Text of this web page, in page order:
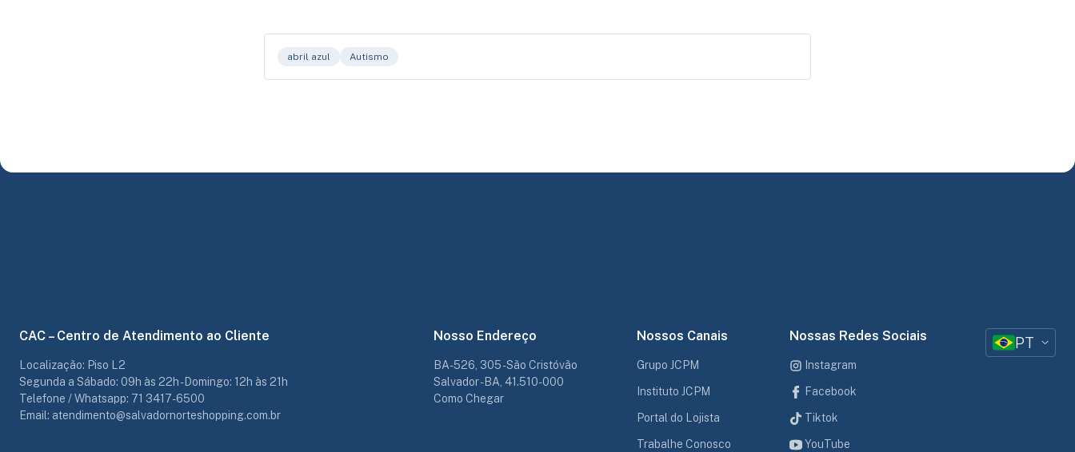
abril azul Autismo
CAC – Centro de Atendimento ao Cliente
Localização: Piso L2
Segunda a Sábado: 09h às 22h - Domingo: 12h às 21h
Telefone / Whatsapp: 71 3417-6500
Email: atendimento@salvadornorteshopping.com.br
Nosso Endereço
BA-526, 305 - São Cristóvão
Salvador - BA, 41.510-000
Como Chegar
Nossos Canais
Grupo JCPM
Instituto JCPM
Portal do Lojista
Trabalhe Conosco
Nossas Redes Sociais
Instagram
Facebook
Tiktok
YouTube
PT